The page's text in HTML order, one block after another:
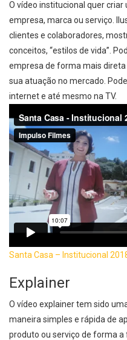
O vídeo institucional quer
empresa, marca ou serviço.
clientes e colaboradores,
conceitos, “estilos de vida”.
empresa de forma mais
sua atuação no mercado.
internet e até mesmo na TV.
Santa Casa – Institucional
Explainer
O vídeo explainer tem sido
maneira simples e rápida de
produto ou serviço de forma